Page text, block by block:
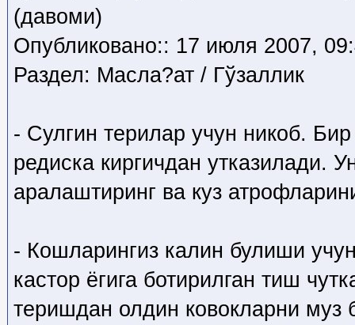
(давоми)
Опубликовано:: 17 июля 2007,
Раздел: Масла?ат / Гўзаллик
- Сулгин терилар учун никоб.
редиска киргичдан утказилади.
аралаштиринг ва куз
- Кошларингиз калин булиши
кастор ёгига ботирилган тиш
теришдан олдин ковокларни муз